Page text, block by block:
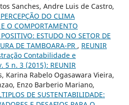
Sanches, Andre Luis de Castro,
DO CLIMA
O COMPORTAMENTO
ESTUDO NO SETOR DE
DE TAMBOARA-PR , REUNIR
Contabilidade e
5 n. 3 (2015): REUNIR
Karina Rabelo Ogasawara Vieira,
Enzo Barberio Mariano,
DE SUSTENTABILIDADE: